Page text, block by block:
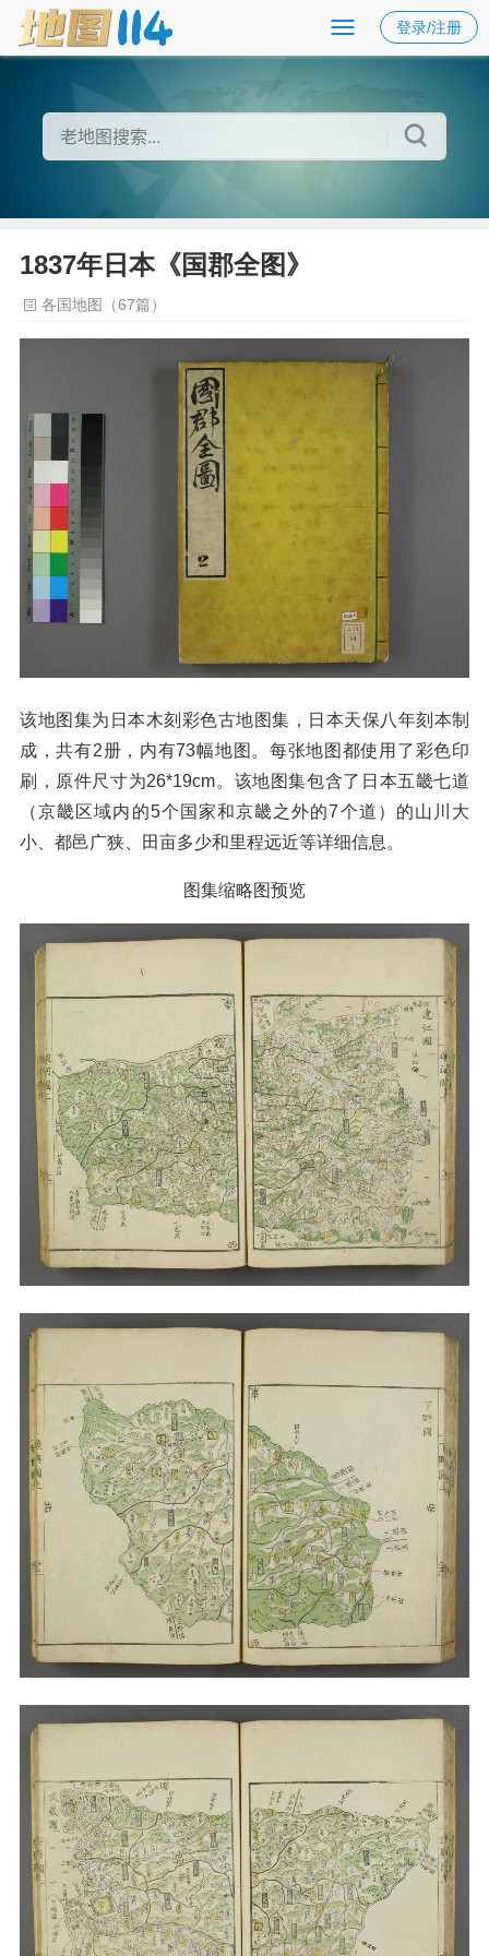
登录/注册
1837年日本《国郡全图》
各国地图（67篇）
该地图集为日本木刻彩色古地图集，日本天保八年刻本制
成，共有2册，内有73幅地图。每张地图都使用了彩色印
刷，原件尺寸为26*19cm。该地图集包含了日本五畿七道
（京畿区域内的5个国家和京畿之外的7个道）的山川大
小、都邑广狭、田亩多少和里程远近等详细信息。
图集缩略图预览